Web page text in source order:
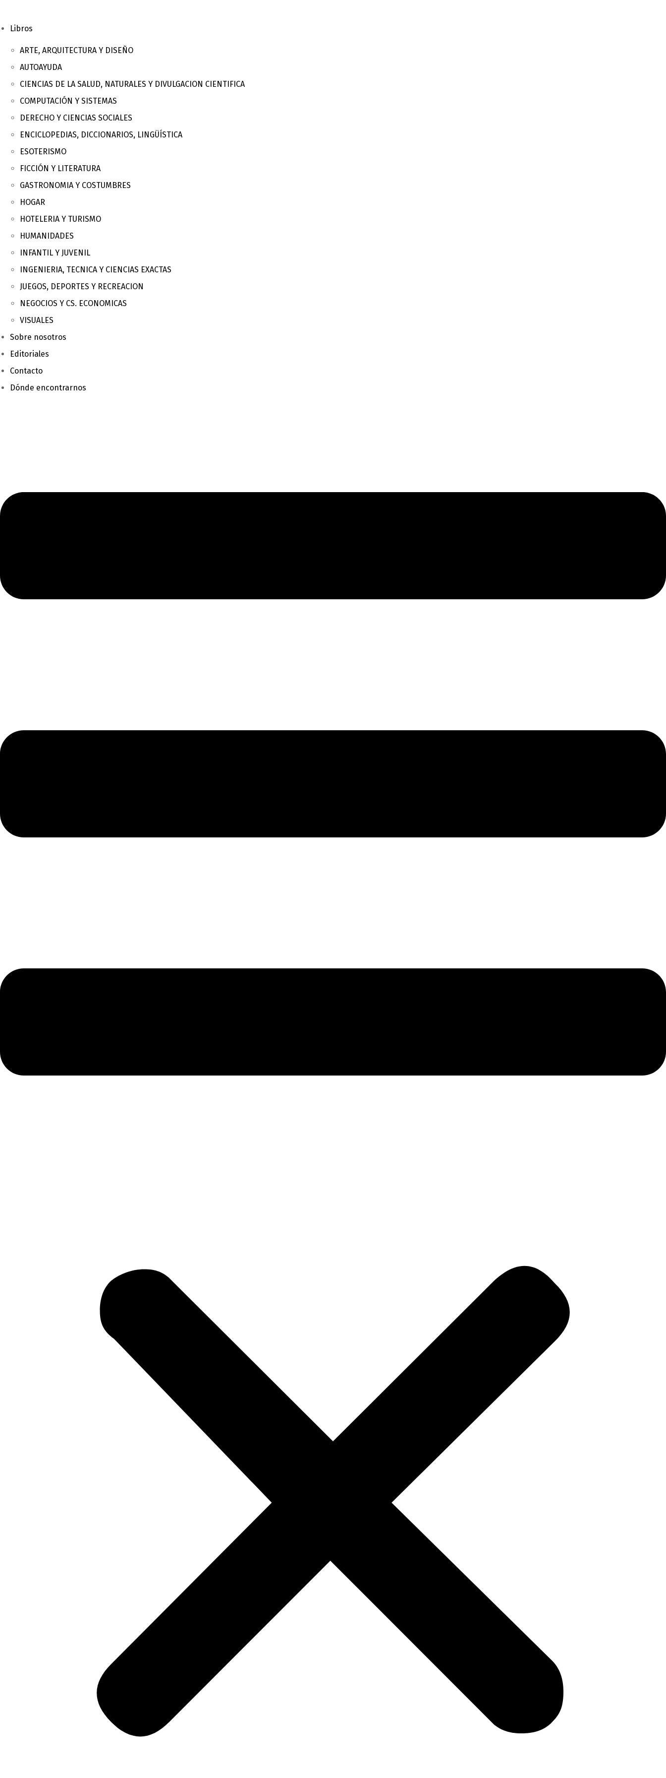
Libros
ARTE, ARQUITECTURA Y DISEÑO
AUTOAYUDA
CIENCIAS DE LA SALUD, NATURALES Y DIVULGACION CIENTIFICA
COMPUTACIÓN Y SISTEMAS
DERECHO Y CIENCIAS SOCIALES
ENCICLOPEDIAS, DICCIONARIOS, LINGÜÍSTICA
ESOTERISMO
FICCIÓN Y LITERATURA
GASTRONOMIA Y COSTUMBRES
HOGAR
HOTELERIA Y TURISMO
HUMANIDADES
INFANTIL Y JUVENIL
INGENIERIA, TECNICA Y CIENCIAS EXACTAS
JUEGOS, DEPORTES Y RECREACION
NEGOCIOS Y CS. ECONOMICAS
VISUALES
Sobre nosotros
Editoriales
Contacto
Dónde encontrarnos